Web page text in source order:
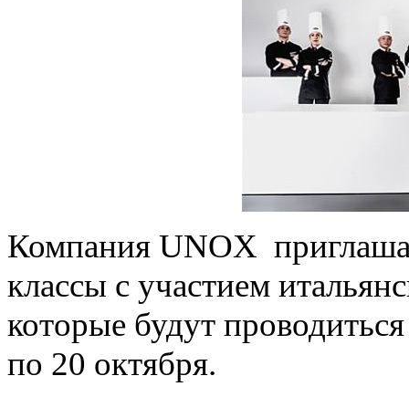
Компания UNOX
классы с участием
которые будут
по 20 октября.